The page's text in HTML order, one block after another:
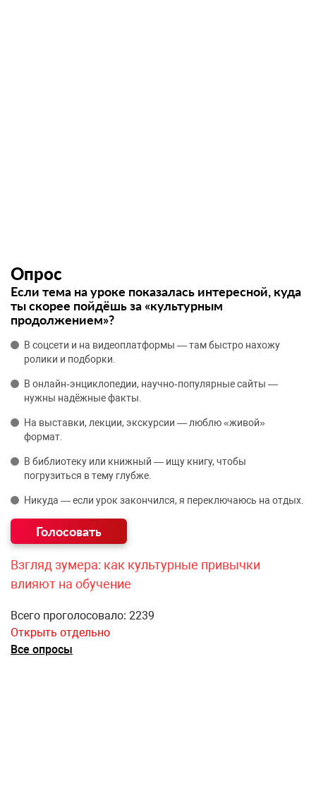
Опрос
Если тема на уроке показалась интересной, куда
ты скорее пойдёшь за «культурным
продолжением»?
В соцсети и на видеоплатформы — там быстро нахожу
ролики и подборки.
В онлайн‑энциклопедии, научно‑популярные сайты —
нужны надёжные факты.
На выставки, лекции, экскурсии — люблю «живой»
формат.
В библиотеку или книжный — ищу книгу, чтобы
погрузиться в тему глубже.
Никуда — если урок закончился, я переключаюсь на отдых.
Взгляд зумера: как культурные привычки
влияют на обучение
Всего проголосовало: 2239
Открыть отдельно
Все опросы